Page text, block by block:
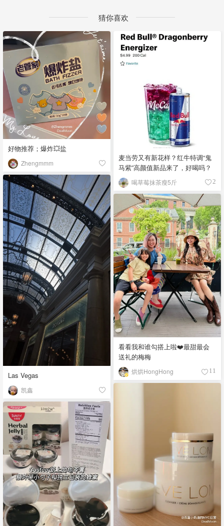
猜你喜欢
好物推荐；爆炸💥盐
Zhengmmm
麦当劳又有新花样？红牛特调“鬼
马紫”高颜值新品来了，好喝吗？
喝草莓抹茶瘦5斤 2
Las Vegas
凯鑫
看看我和谁勾搭上啦❤️最甜最会
送礼的梅梅
烘烘HongHong 11